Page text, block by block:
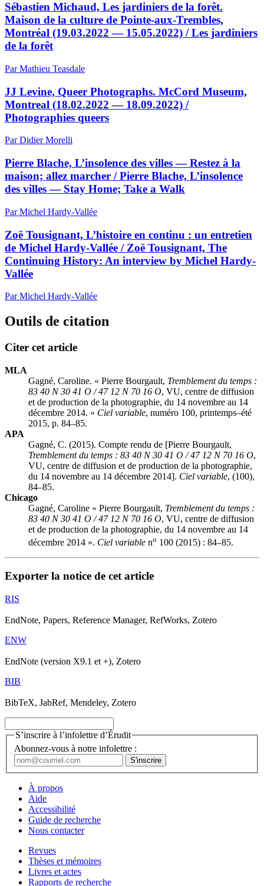
Sébastien Michaud, Les jardiniers de la forêt.
Maison de la culture de Pointe-aux-Trembles,
Montréal (19.03.2022 — 15.05.2022) / Les jardiniers
de la forêt
Par Mathieu Teasdale
JJ Levine, Queer Photographs. McCord Museum,
Montreal (18.02.2022 — 18.09.2022) /
Photographies queers
Par Didier Morelli
Pierre Blache, L’insolence des villes — Restez à la
maison; allez marcher / Pierre Blache, L’insolence
des villes — Stay Home; Take a Walk
Par Michel Hardy-Vallée
Zoë Tousignant, L’histoire en continu : un entretien
de Michel Hardy-Vallée / Zoë Tousignant, The
Continuing History: An interview by Michel Hardy-
Vallée
Par Michel Hardy-Vallée
Outils de citation
Citer cet article
MLA
Gagné, Caroline. « Pierre Bourgault, Tremblement du temps :
83 40 N 30 41 O / 47 12 N 70 16 O, VU, centre de diffusion
et de production de la photographie, du 14 novembre au 14
décembre 2014. » Ciel variable, numéro 100, printemps–été
2015, p. 84–85.
APA
Gagné, C. (2015). Compte rendu de [Pierre Bourgault,
Tremblement du temps : 83 40 N 30 41 O / 47 12 N 70 16 O,
VU, centre de diffusion et de production de la photographie,
du 14 novembre au 14 décembre 2014]. Ciel variable, (100),
84–85.
Chicago
Gagné, Caroline « Pierre Bourgault, Tremblement du temps :
83 40 N 30 41 O / 47 12 N 70 16 O, VU, centre de diffusion
et de production de la photographie, du 14 novembre au 14
décembre 2014 ». Ciel variable no 100 (2015) : 84–85.
Exporter la notice de cet article
RIS
EndNote, Papers, Reference Manager, RefWorks, Zotero
ENW
EndNote (version X9.1 et +), Zotero
BIB
BibTeX, JabRef, Mendeley, Zotero
S’inscrire à l’infolettre d’Érudit
Abonnez-vous à notre infolettre :
À propos
Aide
Accessibilité
Guide de recherche
Nous contacter
Revues
Thèses et mémoires
Livres et actes
Rapports de recherche